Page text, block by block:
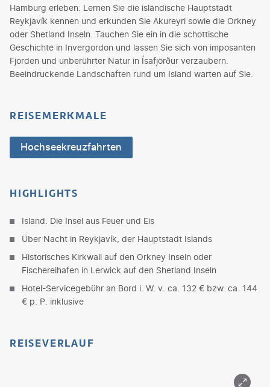
Hamburg erleben: Lernen Sie die isländische Hauptstadt
Reykjavík kennen und erkunden Sie Akureyri sowie die Orkney
oder Shetland Inseln. Tauchen Sie ein in die schottische
Geschichte in Invergordon und lassen Sie sich von imposanten
Fjorden und unberührter Natur in Ísafjörður verzaubern.
Beeindruckende Landschaften rund um Island warten auf Sie.
REISEMERKMALE
Hochseekreuzfahrten
HIGHLIGHTS
Island: Die Insel aus Feuer und Eis
Über Nacht in Reykjavík, der Hauptstadt Islands
Historisches Kirkwall auf den Orkney Inseln oder
Fischereihafen in Lerwick auf den Shetland Inseln
Hotel-Servicegebühr an Bord i. W. v. ca. 132 € bzw. ca. 144
€ p. P. inklusive
REISEVERLAUF